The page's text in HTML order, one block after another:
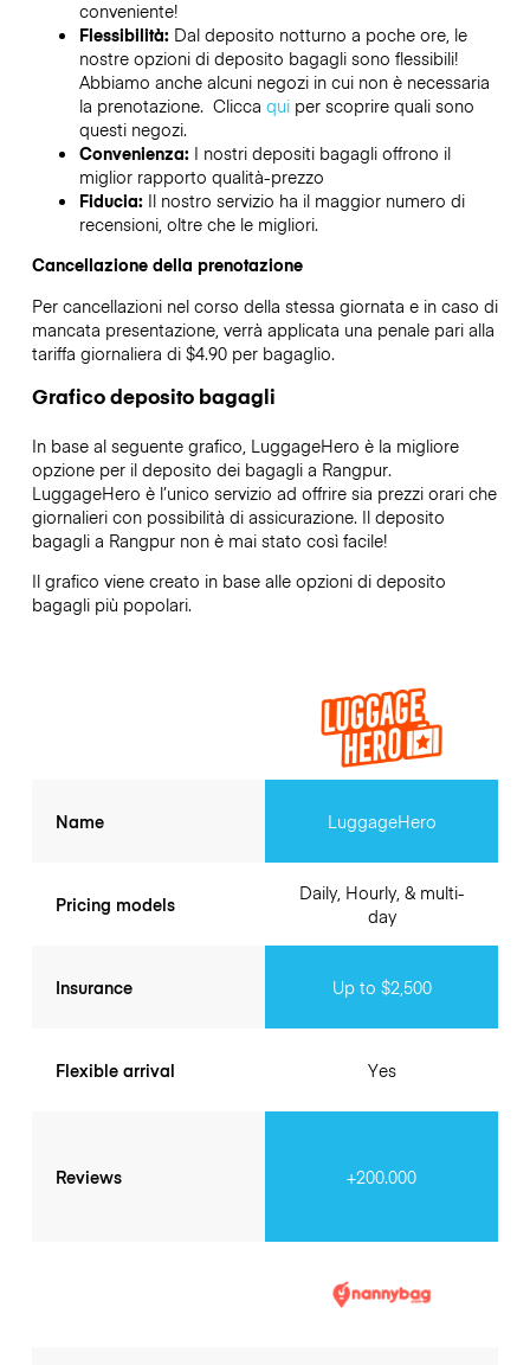
conveniente!
Flessibilità: Dal deposito notturno a poche ore, le
nostre opzioni di deposito bagagli sono flessibili!
Abbiamo anche alcuni negozi in cui non è necessaria
la prenotazione. Clicca quiper scoprire quali sono
questi negozi.
Convenienza: I nostri depositi bagagli offrono il
miglior rapporto qualità-prezzo
Fiducia: Il nostro servizio ha il maggior numero di
recensioni, oltre che le migliori.
Cancellazione della prenotazione
Per cancellazioni nel corso della stessa giornata e in caso di
mancata presentazione, verrà applicata una penale pari alla
tariffa giornaliera di $4.90 per bagaglio.
Grafico deposito bagagli
In base al seguente grafico, LuggageHero è la migliore
opzione per il deposito dei bagagli a Rangpur.
LuggageHero è l’unico servizio ad offrire sia prezzi orari che
giornalieri con possibilità di assicurazione. Il deposito
bagagli a Rangpurnon è mai stato così facile!
Il grafico viene creato in base alle opzioni di deposito
bagagli più popolari.
Name
Pricing models
Insurance
Flexible arrival
Reviews
LuggageHero
Daily, Hourly, & multi-
day
Up to $2,500
Yes
+200.000